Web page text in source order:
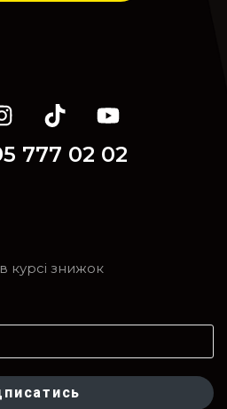
777 02 02
курсі знижок